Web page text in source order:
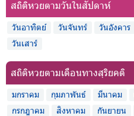
สถิติหวยตามวันในสัปดาห์
วันอาทิตย์ วันจันทร์ วันอังคาร
วันเสาร์
สถิติหวยตามเดือนทางสุริยคติ
มกราคม กุมภาพันธ์ มีนาคม
กรกฎาคม
สิงหาคม กันยายน